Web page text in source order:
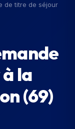
de titre de séjour
la
(69)